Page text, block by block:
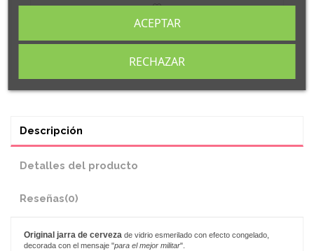
Descripción
Detalles del producto
Reseñas(0)
Original jarra de cerveza de vidrio esmerilado con efecto congelado,
decorada con el mensaje "para el mejor militar".
RECHAZAR
ACEPTAR